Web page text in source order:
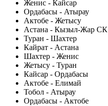
Женис - Кайсар
Ордабасы - Атырау
Актобе - Жетысу
Астана - Кызыл-Жар СК
Туран - Шахтер
Кайрат - Астана
Шахтер - Женис
Жетысу - Туран
Кайсар - Ордабасы
Актобе - Елимай
Тобол - Атырау
Ордабасы - Актобе